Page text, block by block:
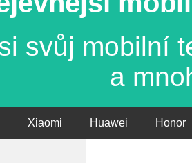
svůj mobilní
a
Xiaomi Huawei Honor